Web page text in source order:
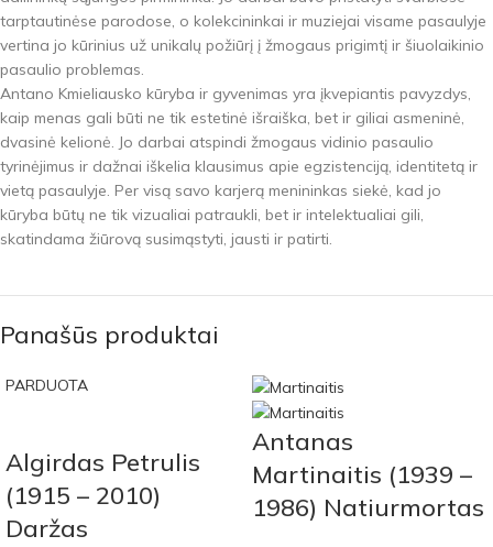
tarptautinėse parodose, o kolekcininkai ir muziejai visame pasaulyje
vertina jo kūrinius už unikalų požiūrį į žmogaus prigimtį ir šiuolaikinio
pasaulio problemas.
Antano Kmieliausko kūryba ir gyvenimas yra įkvepiantis pavyzdys,
kaip menas gali būti ne tik estetinė išraiška, bet ir giliai asmeninė,
dvasinė kelionė. Jo darbai atspindi žmogaus vidinio pasaulio
tyrinėjimus ir dažnai iškelia klausimus apie egzistenciją, identitetą ir
vietą pasaulyje. Per visą savo karjerą menininkas siekė, kad jo
kūryba būtų ne tik vizualiai patraukli, bet ir intelektualiai gili,
skatindama žiūrovą susimąstyti, jausti ir patirti.
Panašūs produktai
PARDUOTA
Algirdas Petrulis
(1915 – 2010)
Daržas
Antanas
Martinaitis (1939 –
1986) Natiurmortas